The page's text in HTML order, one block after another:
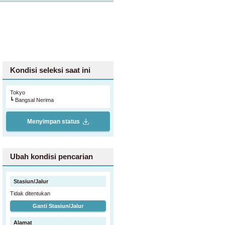
Kondisi seleksi saat ini
Tokyo
┗ Bangsal Nerima
Menyimpan status
Ubah kondisi pencarian
Stasiun/Jalur
Tidak ditentukan
Ganti Stasiun/Jalur
Alamat